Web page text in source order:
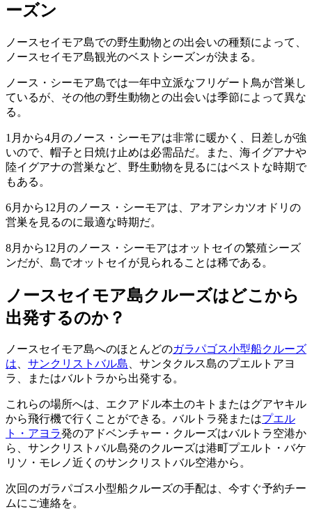
ーズン
ノースセイモア島での野生動物との出会いの種類によって、
ノースセイモア島観光のベストシーズンが決まる。
ノース・シーモア島では一年中立派なフリゲート鳥が営巣し
ているが、その他の野生動物との出会いは季節によって異な
る。
1月から4月のノース・シーモアは非常に暖かく、日差しが強
いので、帽子と日焼け止めは必需品だ。また、海イグアナや
陸イグアナの営巣など、野生動物を見るにはベストな時期で
もある。
6月から12月のノース・シーモアは、アオアシカツオドリの
営巣を見るのに最適な時期だ。
8月から12月のノース・シーモアはオットセイの繁殖シーズ
ンだが、島でオットセイが見られることは稀である。
ノースセイモア島クルーズはどこから
出発するのか？
ノースセイモア島へのほとんどのガラパゴス小型船クルーズ
は、 サンクリストバル島、サンタクルス島のプエルトアヨ
ラ、またはバルトラから出発する。
これらの場所へは、エクアドル本土のキトまたはグアヤキル
から飛行機で行くことができる。バルトラ発またはプエル
ト・アヨラ発のアドベンチャー・クルーズはバルトラ空港か
ら、サンクリストバル島発のクルーズは港町プエルト・バケ
リソ・モレノ近くのサンクリストバル空港から。
次回のガラパゴス小型船クルーズの手配は、今すぐ予約チー
ムにご連絡を。